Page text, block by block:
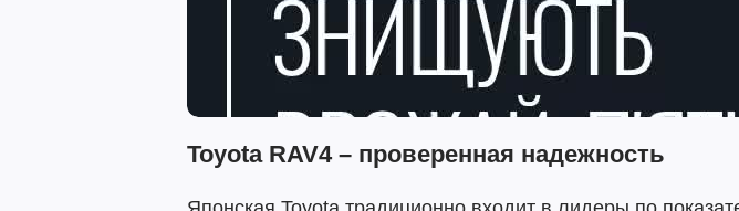
Toyota RAV4 – проверенная надежность